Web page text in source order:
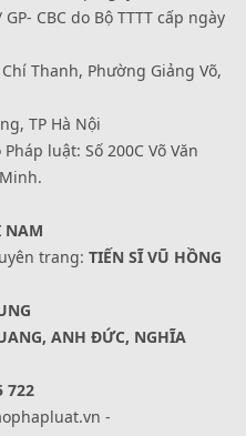
CBC do Bộ TTTT cấp ngày
Thanh, Phường Giảng Võ,
TP Hà Nội
luật: Số 200C Võ Văn
NAM
trang: TIẾN SĨ VŨ HỒNG
ANH ĐỨC, NGHĨA
722
-